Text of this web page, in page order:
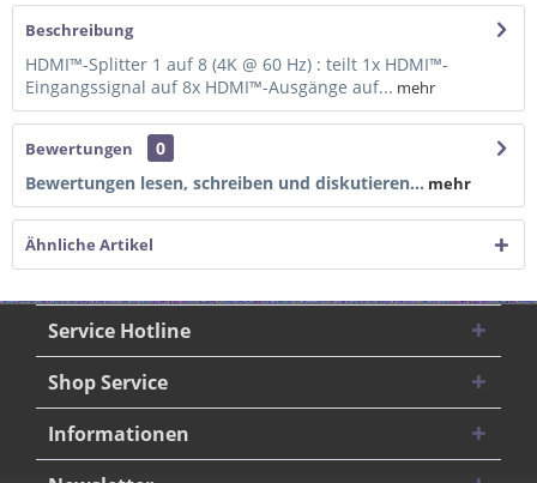
Beschreibung
HDMI™-Splitter 1 auf 8 (4K @ 60 Hz) : teilt 1x HDMI™-
Eingangssignal auf 8x HDMI™-Ausgänge auf... mehr
Bewertungen
0
Bewertungen lesen, schreiben und diskutieren... mehr
Ähnliche Artikel
Service Hotline
Shop Service
Informationen